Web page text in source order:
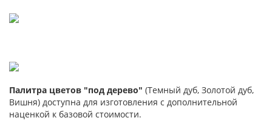
Палитра цветов "под дерево" (Темный дуб, Золотой дуб,
Вишня) доступна для изготовления с дополнительной
наценкой к базовой стоимости.